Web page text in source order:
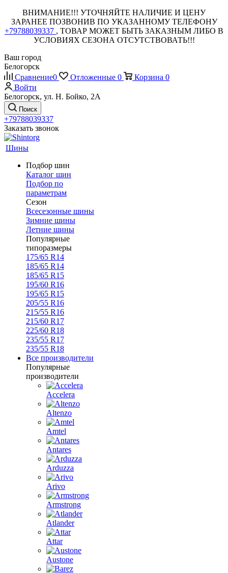
ВНИМАНИЕ!!! УТОЧНЯЙТЕ НАЛИЧИЕ И ЦЕНУ
ЗАРАНЕЕ ПОЗВОНИВ ПО УКАЗАННОМУ ТЕЛЕФОНУ
+79788039337 , ТОВАР МОЖЕТ БЫТЬ ЗАКАЗНЫМ ЛИБО В
УСЛОВИЯХ СЕЗОНА ОТСУТСТВОВАТЬ!!!
Ваш город
Белогорск
Сравнение0 Отложенные 0 Корзина 0
Войти
Белогорск, ул. Н. Бойко, 2А
Поиск
+79788039337
Заказать звонок
Шины
Подбор шин
Каталог шин
Подбор по
параметрам
Сезон
Всесезонные шины
Зимние шины
Летние шины
Популярные
типоразмеры
175/65 R14
185/65 R14
185/65 R15
195/60 R16
195/65 R15
205/55 R16
215/55 R16
215/60 R17
225/60 R18
235/55 R17
235/55 R18
Все производители
Популярные
производители
Accelera
Altenzo
Amtel
Antares
Arduzza
Arivo
Armstrong
Atlander
Attar
Austone